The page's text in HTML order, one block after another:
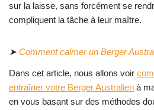
sur la laisse, sans forcément se
compliquent la tâche à leur maître.
➤ Comment calmer un Berger
Dans cet article, nous allons voir
entraîner votre Berger Australien à
en vous basant sur des méthodes